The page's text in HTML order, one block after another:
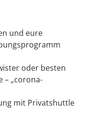
und eure
oder besten
– „corona-
mit Privatshuttle